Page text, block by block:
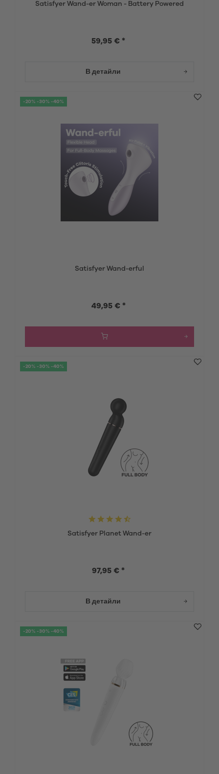
Satisfyer Wand-er Woman - Battery Powered
59,95 € *
В детайли
-20% -30% -40%
Satisfyer Wand-erful
49,95 € *
-20% -30% -40%
Satisfyer Planet Wand-er
97,95 € *
В детайли
-20% -30% -40%